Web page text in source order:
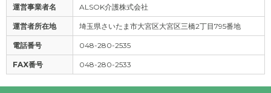
運営事業者名 ALSOK介護株式会社
運営者所在地 埼玉県さいたま市大宮区大宮区三橋2丁目795番地
電話番号 048-280-2535
FAX番号 048-280-2533